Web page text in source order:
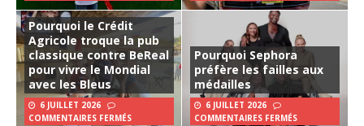
Pourquoi le Crédit
Agricole troque la pub
classique contre BeReal
pour vivre le Mondial
avec les Bleus
6 JUILLET 2026
COMMENTAIRES FERMÉS
Pourquoi Sephora
préfère les failles aux
médailles
6 JUILLET 2026
COMMENTAIRES FERMÉS